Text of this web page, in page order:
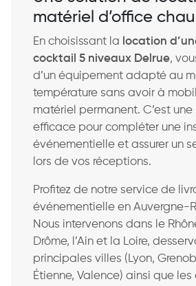
matériel d’office
En choisissant la location
cocktail 5 niveaux Delrue,
d’un équipement adapté au
température sans avoir à
matériel permanent. C’est
efficace pour compléter une
événementielle et assurer un
lors de vos réceptions.
Profitez de notre service de
événementielle en Auvergne-
Nous intervenons dans le
Drôme, l’Ain et la Loire,
principales villes (Lyon,
Étienne, Valence) ainsi que les